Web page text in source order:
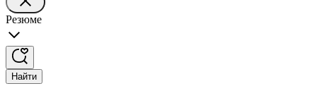
Резюме
Найти